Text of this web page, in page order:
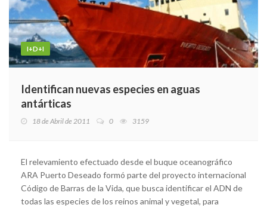
I+D+I
Identifican nuevas especies en aguas
antárticas
18 de Abril de 2011 0 3159
El relevamiento efectuado desde el buque oceanográfico
ARA Puerto Deseado formó parte del proyecto internacional
Código de Barras de la Vida, que busca identificar el ADN de
todas las especies de los reinos animal y vegetal, para